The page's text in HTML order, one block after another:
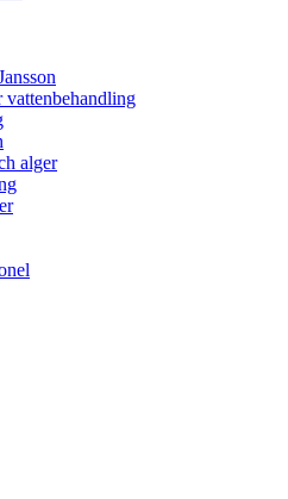
alger